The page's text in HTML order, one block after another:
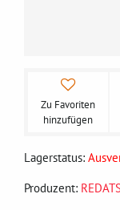
Zu Favoriten
hinzufügen
Lagerstatus:
Produzent: